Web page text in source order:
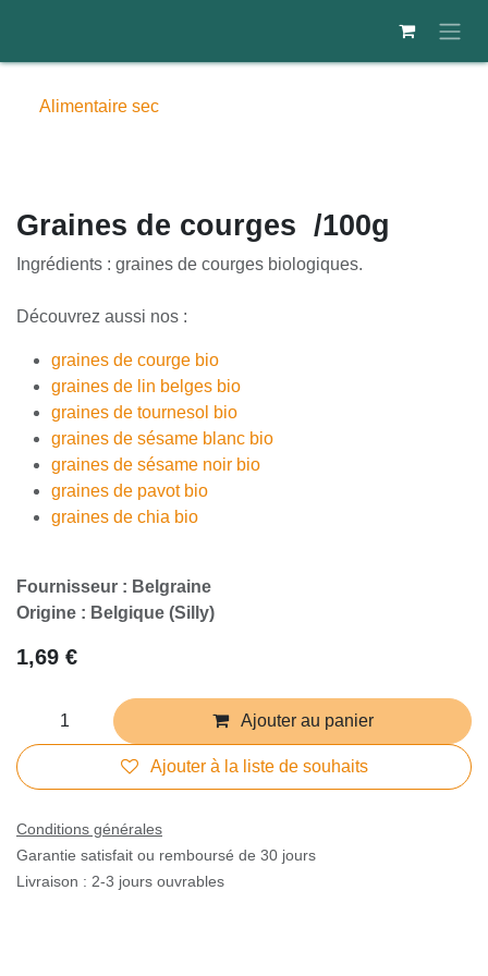
Alimentaire sec
Graines de courges /100g
Ingrédients : graines de courges biologiques.
Découvrez aussi nos :
graines de courge bio
graines de lin belges bio
graines de tournesol bio
graines de sésame blanc bio
graines de sésame noir bio
graines de pavot bio
graines de chia bio
Fournisseur : Belgraine
Origine : Belgique (Silly)
1,69 €
Ajouter au panier
Ajouter à la liste de souhaits
Conditions générales
Garantie satisfait ou remboursé de 30 jours
Livraison : 2-3 jours ouvrables